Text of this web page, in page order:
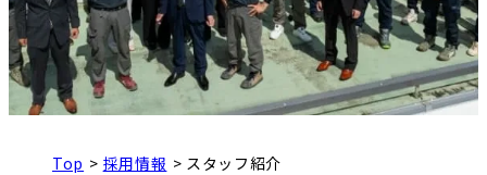
Top 採用情報 スタッフ紹介